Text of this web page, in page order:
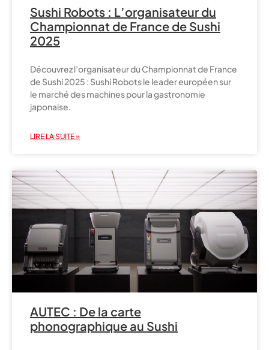
Sushi Robots : L’organisateur du
Championnat de France de Sushi
2025
Découvrez l’organisateur du Championnat de France
de Sushi 2025 : Sushi Robots le leader européen sur
le marché des machines pour la gastronomie
japonaise.
LIRE LA SUITE »
AUTEC : De la carte
phonographique au Sushi